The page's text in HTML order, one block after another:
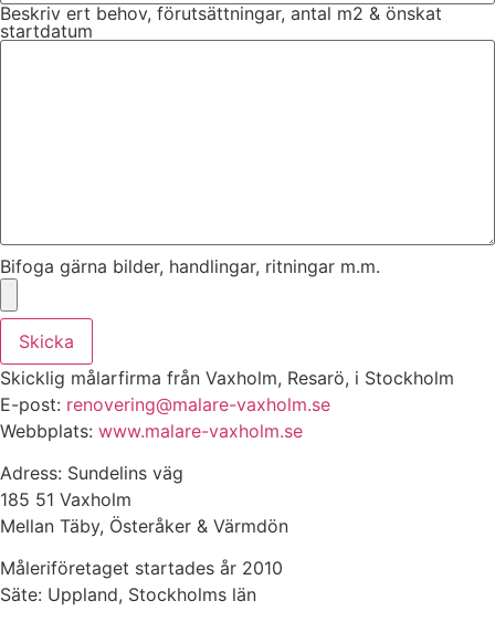
Beskriv ert behov, förutsättningar, antal m2 & önskat
startdatum
Bifoga gärna bilder, handlingar, ritningar m.m.
Skicka
Skicklig målarfirma från Vaxholm, Resarö, i Stockholm
E-post: renovering@malare-vaxholm.se
Webbplats: www.malare-vaxholm.se
Adress: Sundelins väg
185 51 Vaxholm
Mellan Täby, Österåker & Värmdön
Måleriföretaget startades år 2010
Säte: Uppland, Stockholms län